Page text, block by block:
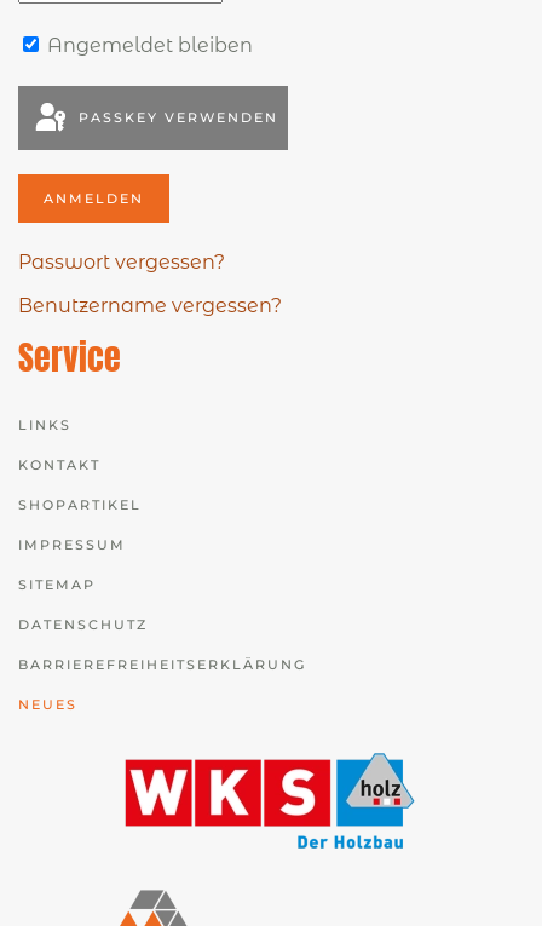
Angemeldet bleiben
PASSKEY VERWENDEN
ANMELDEN
Passwort vergessen?
Benutzername vergessen?
Service
LINKS
KONTAKT
SHOPARTIKEL
IMPRESSUM
SITEMAP
DATENSCHUTZ
BARRIEREFREIHEITSERKLÄRUNG
NEUES